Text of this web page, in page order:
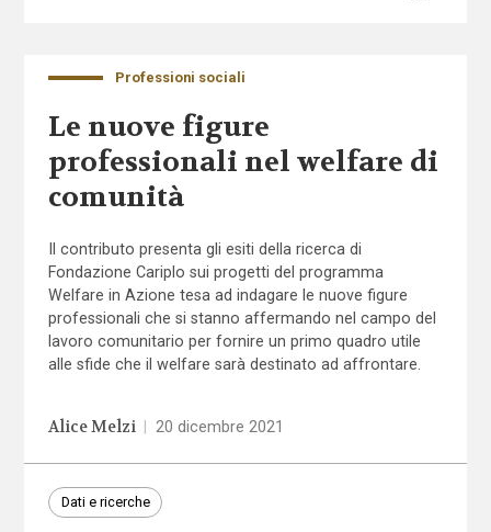
Professioni sociali
Le nuove figure
professionali nel welfare di
comunità
Il contributo presenta gli esiti della ricerca di
Fondazione Cariplo sui progetti del programma
Welfare in Azione tesa ad indagare le nuove figure
professionali che si stanno affermando nel campo del
lavoro comunitario per fornire un primo quadro utile
alle sfide che il welfare sarà destinato ad affrontare.
Alice Melzi 20 dicembre 2021
Dati e ricerche